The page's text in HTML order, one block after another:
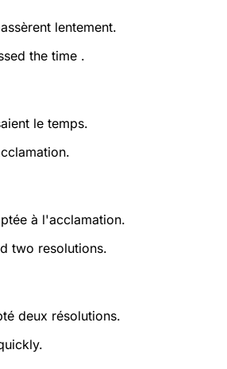
lentement.
the time .
le temps.
à l'acclamation.
two resolutions.
deux résolutions.